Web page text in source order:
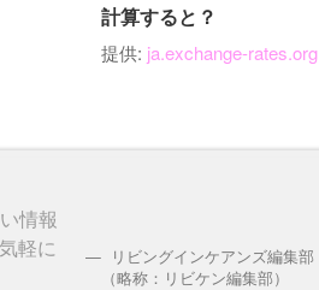
計算すると？
提供: ja.exchange-rates.org
情報
軽に
リビングインケアンズ編集部
（略称：リビケン編集部）